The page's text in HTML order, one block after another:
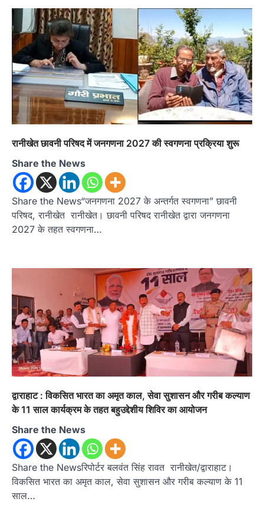
रानीखेत छावनी परिषद में जनगणना 2027 की स्वगणना प्रक्रिया शुरू
Share the News
Share the News“जनगणना 2027 के अन्तर्गत स्वगणना” छावनी
परिषद, रानीखेत रानीखेत। छावनी परिषद रानीखेत द्वारा जनगणना
2027 के तहत स्वगणना…
द्वाराहाट : विकसित भारत का अमृत काल, सेवा सुशासन और गरीब कल्याण
के 11 साल कार्यक्रम के तहत बहुउद्देशीय शिविर का आयोजन
Share the News
Share the Newsरिपोर्टर बलवंत सिंह रावत रानीखेत/द्वाराहाट।
विकसित भारत का अमृत काल, सेवा सुशासन और गरीब कल्याण के 11
साल…
2
हल्द्वानी में खड़गे का हुंकार, नौकरियों से लेकर
संविधान और भ्रष्टाचार तक भाजपा को घेरा
Admin August 8, 2026
उत्तराखण्ड कुमाऊं नैनीताल
खड़गे की रैली से पहले हल्द्वानी में सियासी
घमासान, एसएसपी कार्यालय में धरने पर बैठे